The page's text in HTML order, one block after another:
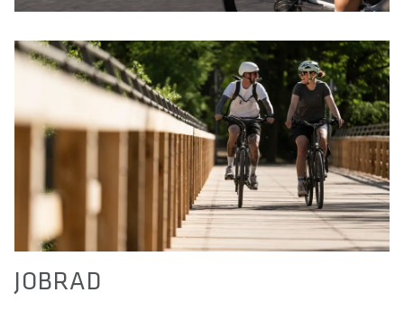
JOBRAD